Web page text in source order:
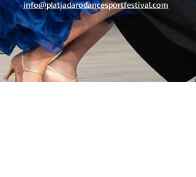
info@platjadarodancesportfestival.com